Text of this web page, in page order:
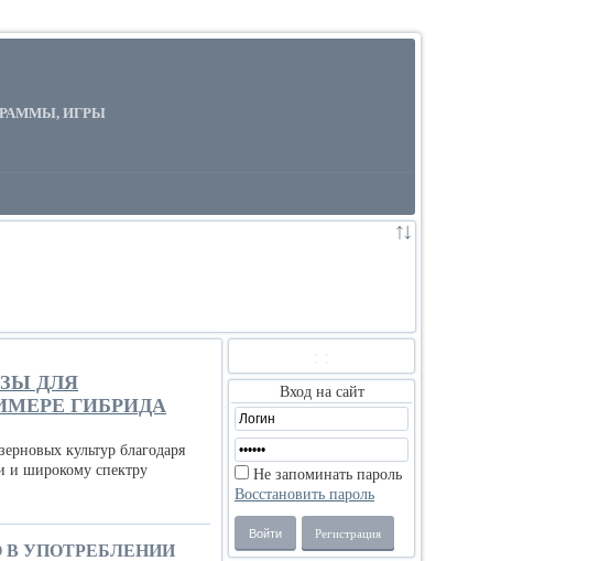
ИГРЫ
ДЛЯ
ГИБРИДА
культур благодаря
и широкому спектру
УПОТРЕБЛЕНИИ
Вход на сайт
Не запоминать пароль
Восстановить пароль
Войти Регистрация